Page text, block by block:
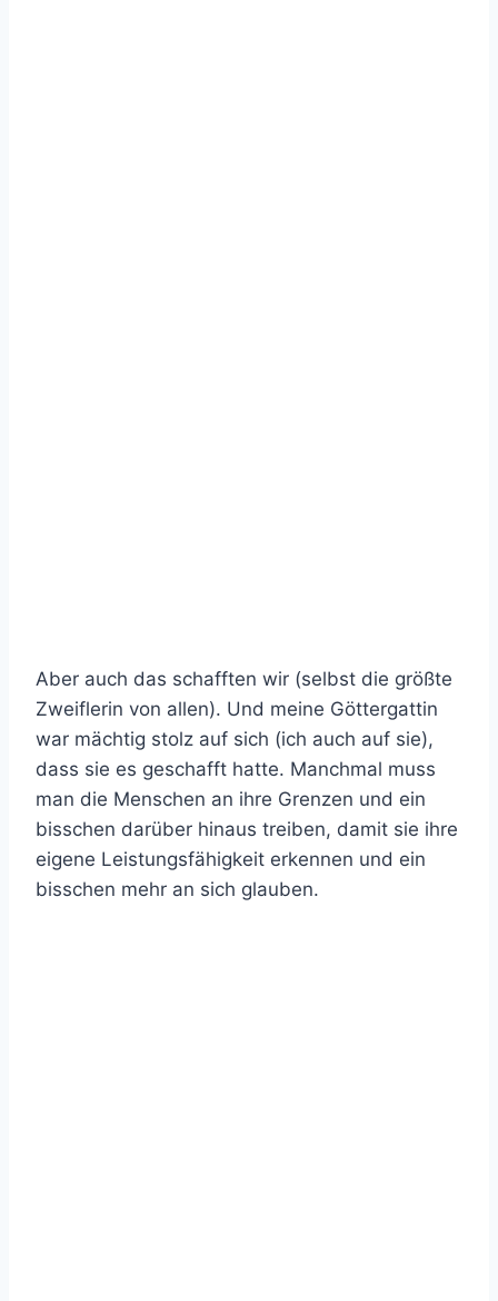
Aber auch das schafften wir (selbst die größte
Zweiflerin von allen). Und meine Göttergattin
war mächtig stolz auf sich (ich auch auf sie),
dass sie es geschafft hatte. Manchmal muss
man die Menschen an ihre Grenzen und ein
bisschen darüber hinaus treiben, damit sie ihre
eigene Leistungsfähigkeit erkennen und ein
bisschen mehr an sich glauben.